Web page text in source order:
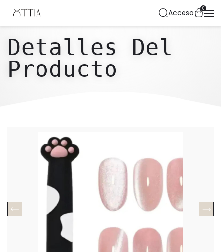
Acceso 0
Detalles Del
Producto